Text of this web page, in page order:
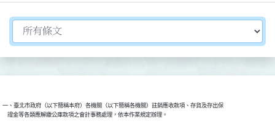
切換選擇法規資訊內容
一、臺北市政府（以下簡稱本府）各機關（以下簡稱各機關）註銷應收款項、存貨及存出保